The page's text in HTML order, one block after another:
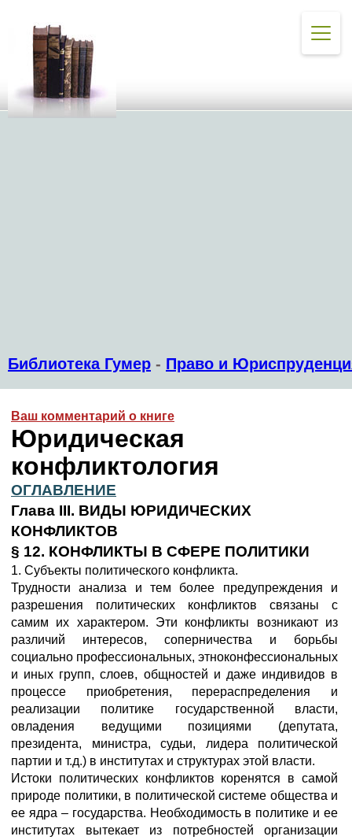
Библиотека Гумер - Право и
Ваш комментарий о книге
Юридическая
конфликтология
ОГЛАВЛЕНИЕ
Глава III. ВИДЫ ЮРИДИЧЕСКИХ
КОНФЛИКТОВ
§ 12. КОНФЛИКТЫ В СФЕРЕ ПОЛИТИКИ
1. Субъекты политического конфликта.
Трудности анализа и тем более предупреждения и
разрешения политических конфликтов связаны с
самим их характером. Эти конфликты возникают из
различий интересов, соперничества и борьбы
социально профессиональных, этноконфессиональных
и иных групп, слоев, общностей и даже индивидов в
процессе приобретения, перераспределения и
реализации политике государственной власти,
овладения ведущими позициями (депутата,
президента, министра, судьи, лидера политической
партии и т.д.) в институтах и структурах этой власти.
Истоки политических конфликтов коренятся в самой
природе политики, в политической системе общества и
ее ядра – государства. Необходимость в политике и ее
институтах вытекает из потребностей организации